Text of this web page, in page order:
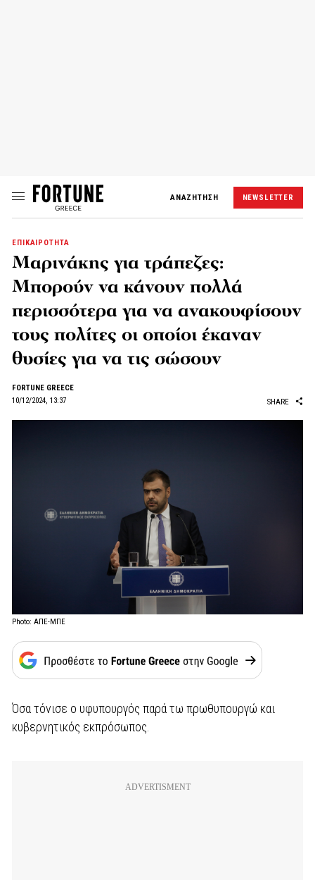
ΑΝΑΖΗΤΗΣΗ NEWSLETTER
ΕΠΙΚΑΙΡΟΤΗΤΑ
Μαρινάκης για τράπεζες:
Μπορούν να κάνουν πολλά
περισσότερα για να ανακουφίσουν
τους πολίτες οι οποίοι έκαναν
θυσίες για να τις σώσουν
FORTUNE GREECE
10/12/2024, 13:37
SHARE
Photo: ΑΠΕ-ΜΠΕ
Όσα τόνισε ο υφυπουργός παρά τω πρωθυπουργώ και
κυβερνητικός εκπρόσωπος.